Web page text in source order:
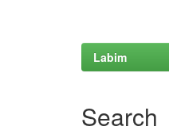
Labim
Search